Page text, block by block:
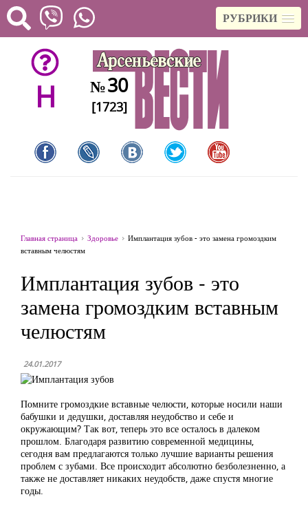
РУБРИКИ
H №30
[1723]
Главная страница Здоровье
Имплантация зубов - это замена громоздким
вставным челюстям
Имплантация зубов - это
замена громоздким вставным
челюстям
24.01.2017
Помните громоздкие вставные челюсти, которые носили наши
бабушки и дедушки, доставляя неудобство и себе и
окружающим? Так вот, теперь это все осталось в далеком
прошлом. Благодаря развитию современной медицины,
сегодня вам предлагаются только лучшие варианты решения
проблем с зубами. Все происходит абсолютно безболезненно, а
также не доставляет никаких неудобств, даже спустя многие
годы.